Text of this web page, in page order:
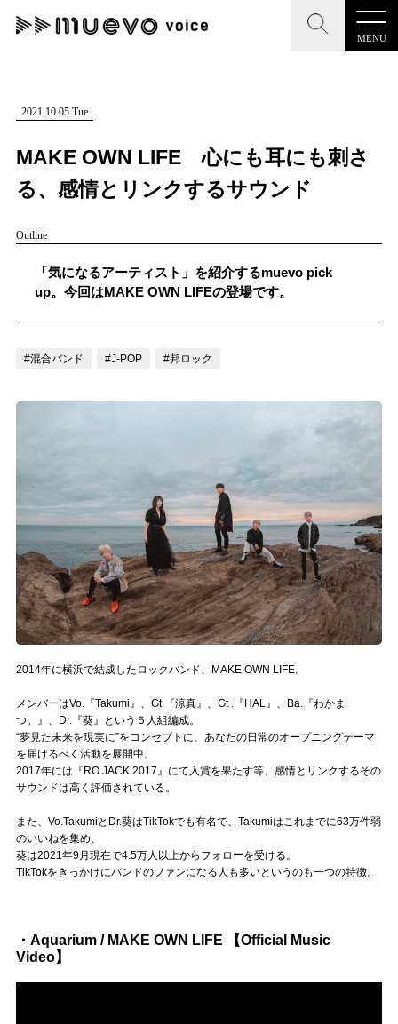
MENU
CLOSE
記事を検索する
人気ワード
#男性SSW #ポップス #女性SSW
CLOSE
"読者の声を形にする”音楽特化メディア
MENU
記事一覧
LINK
muevoクラウドファンディング
muevoコミュニティ
ぶいクラ！by muevo
ぶいコミュ！by muevo
ぶいマガ！ by muevo
Follow us
2021.10.05 Tue
MAKE OWN LIFE 心にも耳にも刺さ
る、感情とリンクするサウンド
Outline
「気になるアーティスト」を紹介するmuevo pick
up。今回はMAKE OWN LIFEの登場です。
#混合バンド #J-POP #邦ロック
2014年に横浜で結成したロックバンド、MAKE OWN LIFE。
メンバーはVo.『Takumi』、Gt.『涼真』、Gt .『HAL』、Ba.『わかま
つ。』、Dr.『葵』という５人組編成。
“夢見た未来を現実に”をコンセプトに、あなたの日常のオープニングテーマ
を届けるべく活動を展開中。
2017年には『RO JACK 2017』にて入賞を果たす等、感情とリンクするその
サウンドは高く評価されている。
また、Vo.TakumiとDr.葵はTikTokでも有名で、Takumiはこれまでに63万件弱
のいいねを集め、
葵は2021年9月現在で4.5万人以上からフォローを受ける。
TikTokをきっかけにバンドのファンになる人も多いというのも一つの特徴。
・Aquarium / MAKE OWN LIFE 【Official Music
Video】